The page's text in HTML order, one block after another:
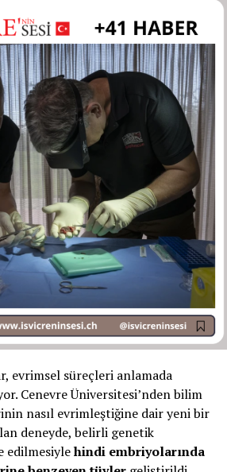
evrimsel süreçleri anlamada
Cenevre Üniversitesi’nden bilim
nasıl evrimleştiğine dair yeni bir
deneyde, belirli genetik
edilmesiylehindi embriyolarında